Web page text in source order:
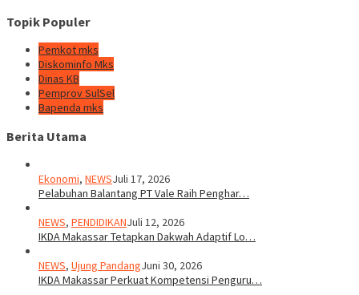
Topik Populer
Pemkot mks
Diskominfo Mks
Dinas KB
Pemprov SulSel
Bapenda mks
Berita Utama
Ekonomi, NEWSJuli 17, 2026
Pelabuhan Balantang PT Vale Raih Penghar…
NEWS, PENDIDIKANJuli 12, 2026
IKDA Makassar Tetapkan Dakwah Adaptif Lo…
NEWS, Ujung PandangJuni 30, 2026
IKDA Makassar Perkuat Kompetensi Penguru…